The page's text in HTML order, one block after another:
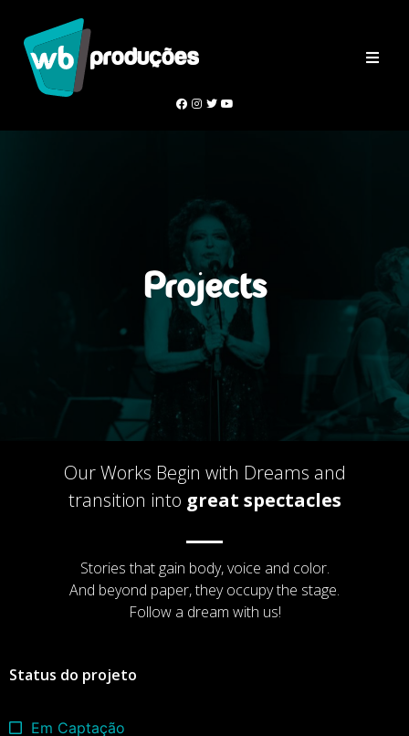
Projects
Our Works Begin with Dreams and
transition into great spectacles
Stories that gain body, voice and color.
And beyond paper, they occupy the stage.
Follow a dream with us!
Status do projeto
Em Captação